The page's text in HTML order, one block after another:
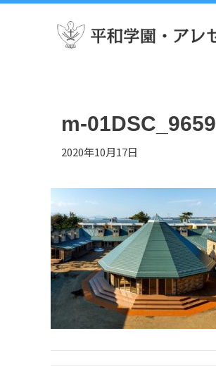
m-01DSC_9659
2020年10月17日